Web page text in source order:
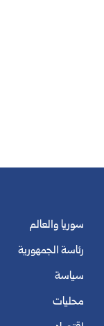
سوريا والعالم
رئاسة الجمهورية
سياسة
محليات